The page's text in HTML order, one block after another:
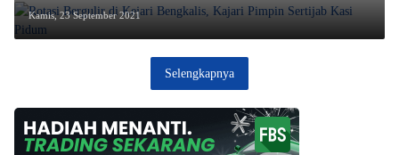
Kamis, 23 September 2021
Selengkapnya